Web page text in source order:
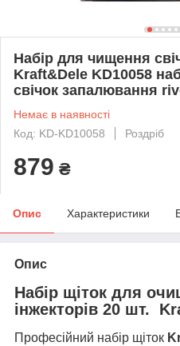
Набір для чищення
Kraft&Dele KD10058
свічок запалювання
Немає в наявності
Код: KD-KD10058
Роздріб
879 ₴
Опис Характеристики
Опис
Набір щіток для
інжекторів 20 шт.
Професійний набір щіток